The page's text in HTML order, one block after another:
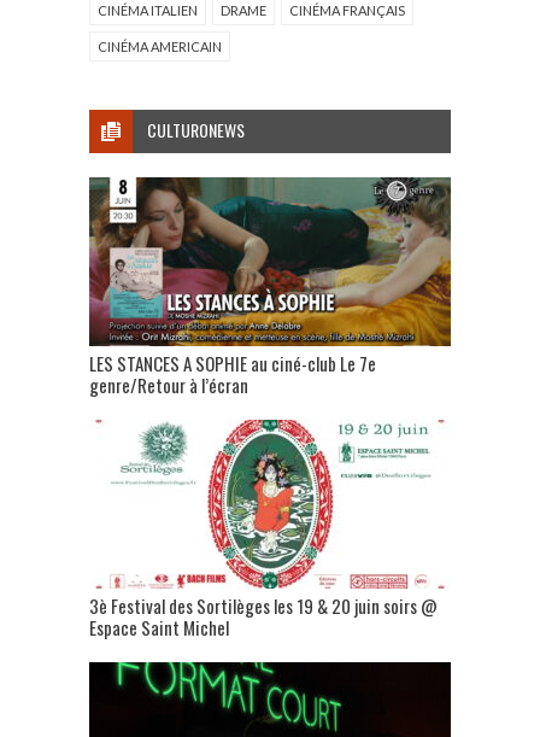
CINÉMA ITALIEN DRAME CINÉMA FRANÇAIS
CINÉMA AMERICAIN
CULTURONEWS
LES STANCES A SOPHIE au ciné-club Le 7e
genre/Retour à l’écran
3è Festival des Sortilèges les 19 & 20 juin soirs @
Espace Saint Michel